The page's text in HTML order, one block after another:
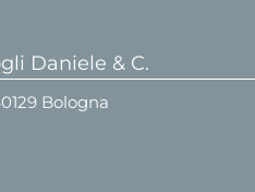
Daniele & C.
Bologna